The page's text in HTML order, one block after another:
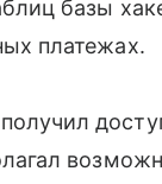
базы
платежах.